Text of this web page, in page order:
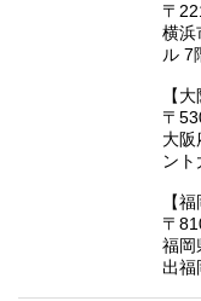
〒
横浜
ル 7
【
〒
大
ン
【
〒
福岡
出福